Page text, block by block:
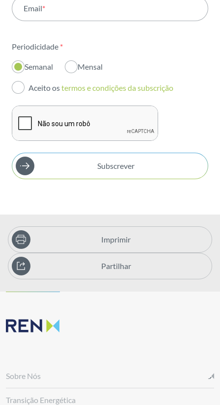
Institucional
Inovação
Investidores
Publicações
Email*
Periodicidade *
Semanal Mensal
Aceito ostermos e condições da subscrição
Subscrever
Imprimir
Partilhar
Sobre Nós
Transição Energética